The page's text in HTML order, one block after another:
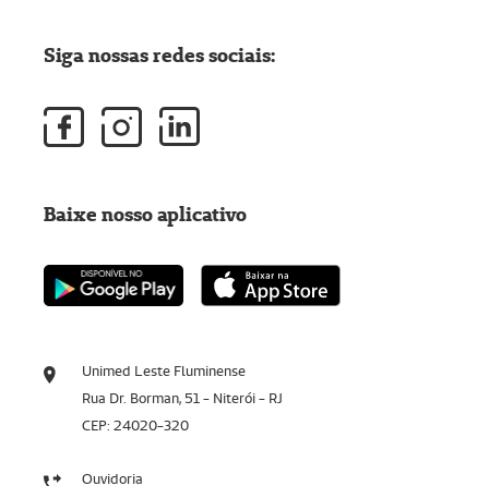
Unimed Leste Fluminense
Rua Dr. Borman, 51 - Niterói - RJ
CEP: 24020-320
Ouvidoria
Siga nossas redes sociais:
Baixe nosso aplicativo